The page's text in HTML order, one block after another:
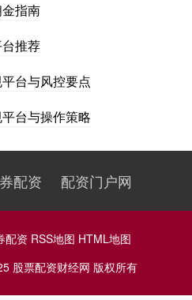
指南
推荐
台与风控要点
台与操作策略
配资 配资门户网
配资 RSS地图 HTML地图
股票配资财经网 版权所有